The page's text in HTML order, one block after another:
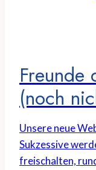
Freunde
(noch
Unsere neue
Sukzessive
freischalten,